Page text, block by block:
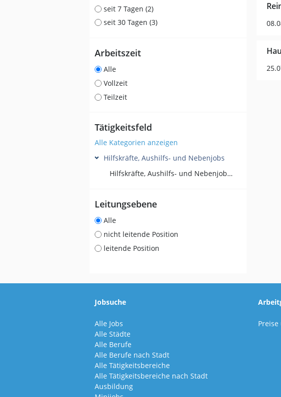
seit 7 Tagen (2)
seit 30 Tagen (3)
Arbeitszeit
Alle
Vollzeit
Teilzeit
Tätigkeitsfeld
Alle Kategorien anzeigen
Hilfskräfte, Aushilfs- und Nebenjobs
Hilfskräfte, Aushilfs- und Nebenjobs (3)
Leitungsebene
Alle
nicht leitende Position
leitende Position
Jobsuche
Alle Jobs
Alle Städte
Alle Berufe
Alle Berufe nach Stadt
Alle Tätigkeitsbereiche
Alle Tätigkeitsbereiche nach Stadt
Ausbildung